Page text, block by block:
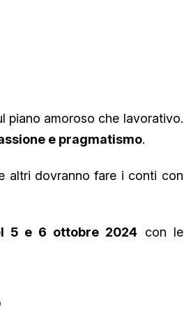
piano amoroso che lavorativo.
e pragmatismo.
altri dovranno fare i conti con
5 e 6 ottobre 2024 con le